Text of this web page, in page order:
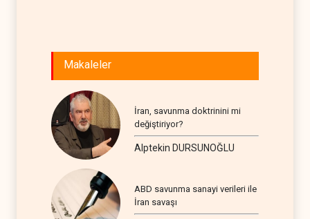
Makaleler
İran, savunma doktrinini mi
değiştiriyor?
Alptekin DURSUNOĞLU
ABD savunma sanayi verileri ile
İran savaşı